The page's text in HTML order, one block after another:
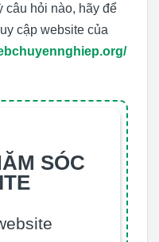
câu hỏi nào, hãy để
cập website của
SÓC